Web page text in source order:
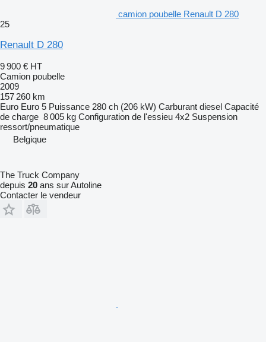
camion poubelle Renault D 280
25
Renault D 280
9 900 € HT
Camion poubelle
2009
157 260 km
Euro Euro 5 Puissance 280 ch (206 kW) Carburant diesel Capacité
de charge 8 005 kg Configuration de l'essieu 4x2 Suspension
ressort/pneumatique
Belgique
The Truck Company
depuis 20 ans sur Autoline
Contacter le vendeur